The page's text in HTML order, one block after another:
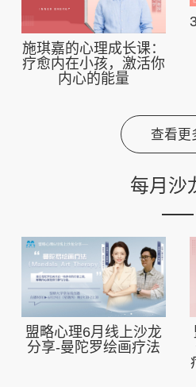
施琪嘉的心理成长课：
疗愈内在小孩，激活你
内心的能量
查看更
每月沙
盟略心理6月线上沙龙
分享-曼陀罗绘画疗法